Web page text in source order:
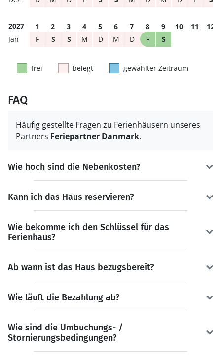
2027 1 2 3 4 5 6 7 8 9 10 11
12
F
S S M D M D F S
frei belegt gewählter Zeitraum
FAQ
Häufig gestellte Fragen zu Ferienhäusern unseres
Partners Feriepartner Danmark.
Wie hoch sind die Nebenkosten?
Kann ich das Haus reservieren?
Wie bekomme ich den Schlüssel für das
Ferienhaus?
Ab wann ist das Haus bezugsbereit?
Wie läuft die Bezahlung ab?
Wie sind die Umbuchungs- /
Stornierungsbedingungen?